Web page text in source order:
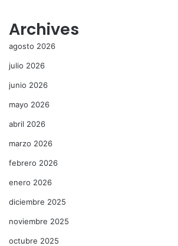
Archives
agosto 2026
julio 2026
junio 2026
mayo 2026
abril 2026
marzo 2026
febrero 2026
enero 2026
diciembre 2025
noviembre 2025
octubre 2025